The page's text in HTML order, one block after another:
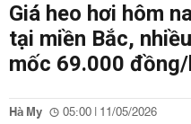
Giá heo hơi hôm
tại miền Bắc,
mốc 69.000
Hà My 05:00 | 11/05/2026